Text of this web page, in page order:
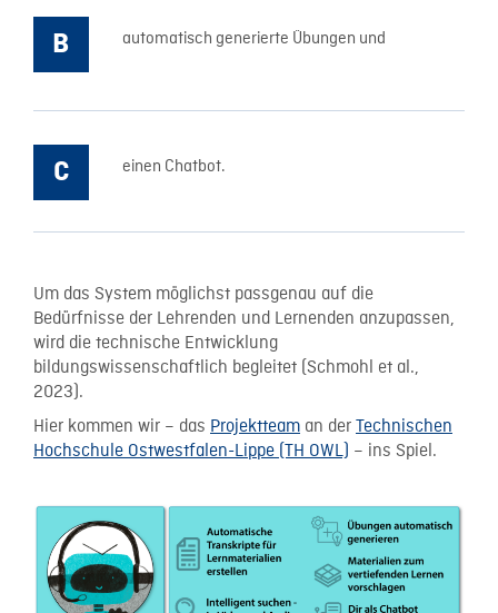
automatisch generierte Übungen und
einen Chatbot.
Um das System möglichst passgenau auf die
Bedürfnisse der Lehrenden und Lernenden anzupassen,
wird die technische Entwicklung
bildungswissenschaftlich begleitet (Schmohl et al.,
2023).
Hier kommen wir – das Projektteam an der Technischen
Hochschule Ostwestfalen-Lippe (TH OWL) – ins Spiel.